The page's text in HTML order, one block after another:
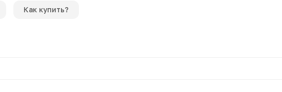
Как купить?